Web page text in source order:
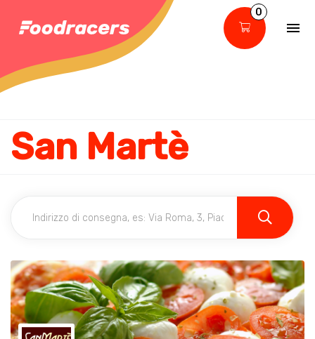
0
San Martè